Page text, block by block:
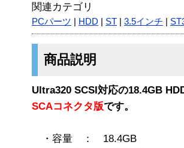
関連カテゴリ
PCパーツ HDD ST 3.5インチ
商品説明
Ultra320 SCSI対応の18.4GB
SCAコネクタ版です。
・容量 ： 18.4GB